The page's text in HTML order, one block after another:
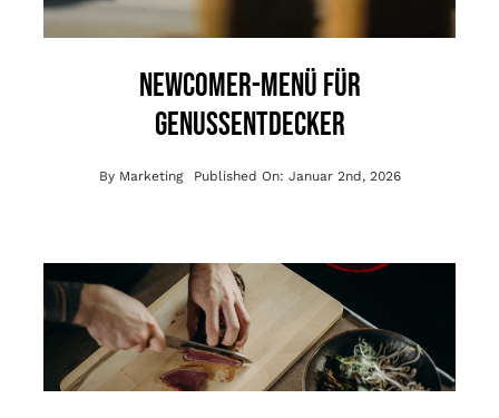
Newcomer-Menü für
Genussentdecker
By Marketing Published On: Januar 2nd, 2026